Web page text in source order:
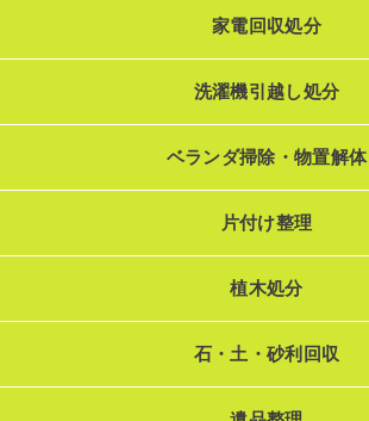
家電回収処分
洗濯機引越し処分
ベランダ掃除・物置解体
片付け整理
植木処分
石・土・砂利回収